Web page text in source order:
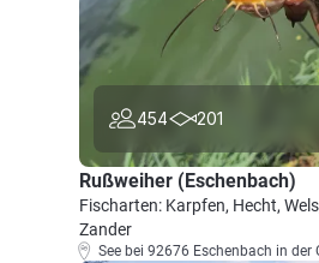
454 201
Rußweiher (Eschenbach)
Fischarten: Karpfen, Hecht,
Zander
See bei 92676 Eschenbach in der